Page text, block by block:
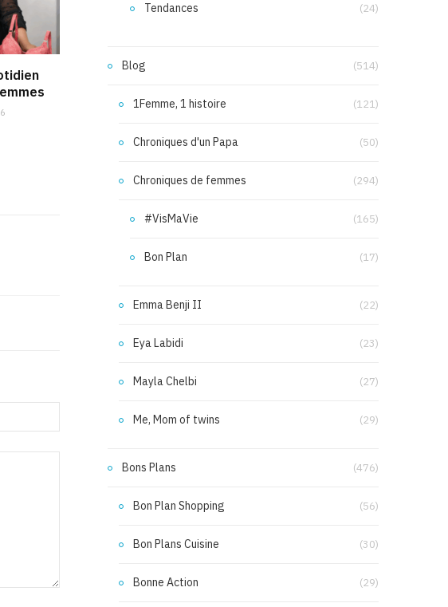
Tendances (24)
Blog (514)
1Femme, 1 histoire (121)
Chroniques d'un Papa (50)
Chroniques de femmes (294)
#VisMaVie (165)
Bon Plan (17)
Emma Benji II (22)
Eya Labidi (23)
Mayla Chelbi (27)
Me, Mom of twins (29)
Bons Plans (476)
Bon Plan Shopping (56)
Bon Plans Cuisine (30)
Bonne Action (29)